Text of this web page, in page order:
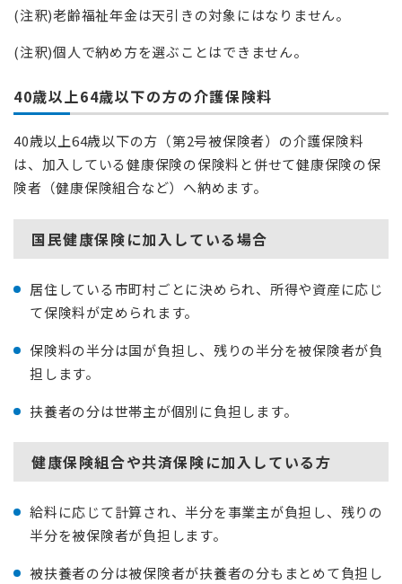
(注釈)老齢福祉年金は天引きの対象にはなりません。
(注釈)個人で納め方を選ぶことはできません。
40歳以上64歳以下の方の介護保険料
40歳以上64歳以下の方（第2号被保険者）の介護保険料
は、加入している健康保険の保険料と併せて健康保険の保
険者（健康保険組合など）へ納めます。
国民健康保険に加入している場合
居住している市町村ごとに決められ、所得や資産に応じ
て保険料が定められます。
保険料の半分は国が負担し、残りの半分を被保険者が負
担します。
扶養者の分は世帯主が個別に負担します。
健康保険組合や共済保険に加入している方
給料に応じて計算され、半分を事業主が負担し、残りの
半分を被保険者が負担します。
被扶養者の分は被保険者が扶養者の分もまとめて負担し